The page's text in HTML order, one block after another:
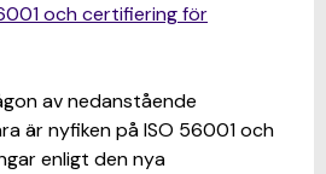
och certifiering för
av nedanstående
är nyfiken på ISO 56001 och
enligt den nya